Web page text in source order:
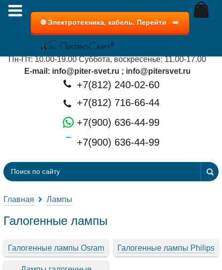
Есть вопросы? Задай!
🌐 Электротехника, кабель. Перейти ➡️
г. Санкт-Петербург, ул. Пулковская д.2, к.1
Пн-Пт: 10.00-19.00 Суббота, воскресенье: 11.00-17.00
E-mail: info@piter-svet.ru ; info@pitersvet.ru
+7(812) 240-02-60
+7(812) 716-66-44
+7(900) 636-44-99
+7(900) 636-44-99
Главная Лампы
Галогенные лампы
Галогенные лампы Osram Галогенные лампы Philips